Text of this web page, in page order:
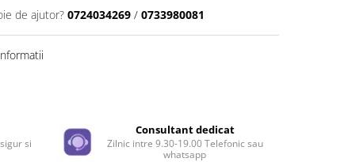
de ajutor? 0724034269 / 0733980081
si
Consultant dedicat
Zilnic intre 9.30-19.00 Telefonic sau
whatsapp